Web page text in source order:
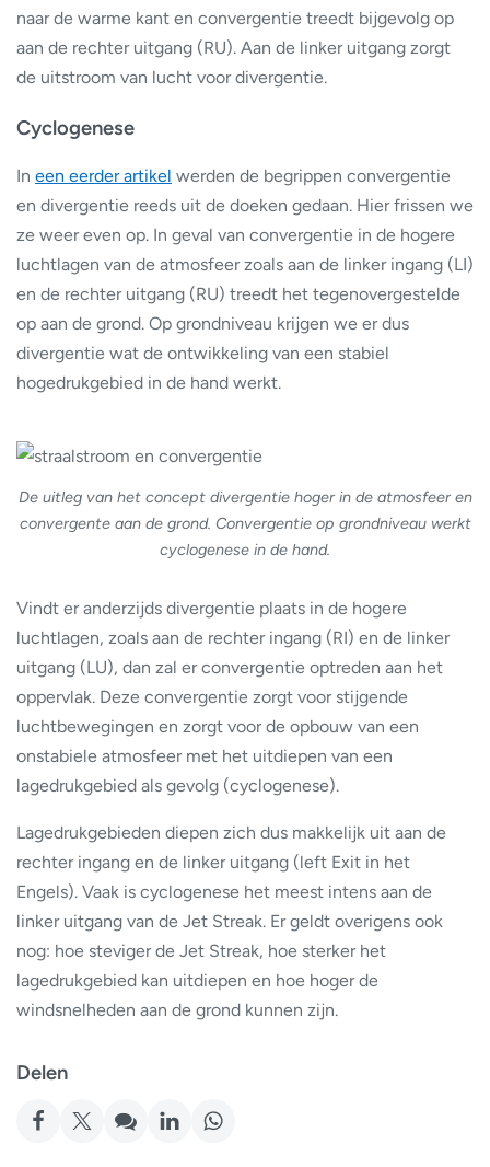
naar de warme kant en convergentie treedt bijgevolg op
aan de rechter uitgang (RU). Aan de linker uitgang zorgt
de uitstroom van lucht voor divergentie.
Cyclogenese
In een eerder artikel werden de begrippen convergentie
en divergentie reeds uit de doeken gedaan. Hier frissen we
ze weer even op. In geval van convergentie in de hogere
luchtlagen van de atmosfeer zoals aan de linker ingang (LI)
en de rechter uitgang (RU) treedt het tegenovergestelde
op aan de grond. Op grondniveau krijgen we er dus
divergentie wat de ontwikkeling van een stabiel
hogedrukgebied in de hand werkt.
De uitleg van het concept divergentie hoger in de atmosfeer en
convergente aan de grond. Convergentie op grondniveau werkt
cyclogenese in de hand.
Vindt er anderzijds divergentie plaats in de hogere
luchtlagen, zoals aan de rechter ingang (RI) en de linker
uitgang (LU), dan zal er convergentie optreden aan het
oppervlak. Deze convergentie zorgt voor stijgende
luchtbewegingen en zorgt voor de opbouw van een
onstabiele atmosfeer met het uitdiepen van een
lagedrukgebied als gevolg (cyclogenese).
Lagedrukgebieden diepen zich dus makkelijk uit aan de
rechter ingang en de linker uitgang (left Exit in het
Engels). Vaak is cyclogenese het meest intens aan de
linker uitgang van de Jet Streak. Er geldt overigens ook
nog: hoe steviger de Jet Streak, hoe sterker het
lagedrukgebied kan uitdiepen en hoe hoger de
windsnelheden aan de grond kunnen zijn.
Delen